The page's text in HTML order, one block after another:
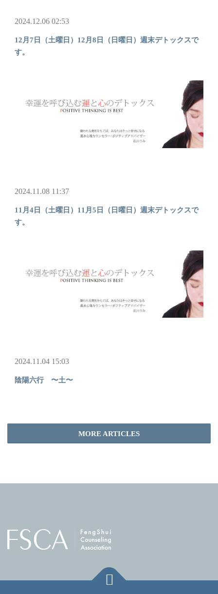
2024.12.06 02:53
12月7日（土曜日）12月8日（日曜日）週末デトックスで
す。
2024.11.08 11:37
11月4日（土曜日）11月5日（日曜日）週末デトックスで
す。
2024.11.04 15:03
陰陽六行 〜土〜
MORE ARTICLES